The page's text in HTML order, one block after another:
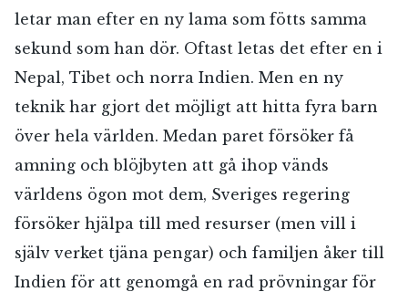
letar man efter en ny lama som fötts samma
sekund som han dör. Oftast letas det efter en i
Nepal, Tibet och norra Indien. Men en ny
teknik har gjort det möjligt att hitta fyra barn
över hela världen. Medan paret försöker få
amning och blöjbyten att gå ihop vänds
världens ögon mot dem, Sveriges regering
försöker hjälpa till med resurser (men vill i
själv verket tjäna pengar) och familjen åker till
Indien för att genomgå en rad prövningar för